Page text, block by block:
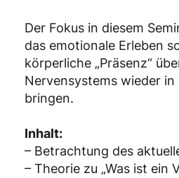
Der Fokus in diesem
das emotionale Erleben
körperliche „Präsenz“
Nervensystems wieder in
bringen.
Inhalt:
– Betrachtung des
– Theorie zu „Was ist ein